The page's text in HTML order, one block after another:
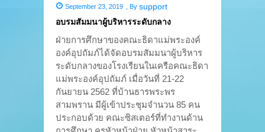
September 23, 2019 , By support
อบรมสัมมนาผู้บริหารระดับกลาง
ฝ่ายการศึกษาของคณะธิดาแม่พระองค์
องค์อุปถัมภ์ได้จัดอบรมสัมมนาผู้บริหาร
ระดับกลางของโรงเรียนในเครือคณะธิดา
แม่พระองค์อุปถัมภ์ เมื่อวันที่ 21-22
กันยายน 2562 ที่บ้านธารพระพร
สามพราน มีผู้เข้าประชุมจำนวน 85 คน
ประกอบด้วย คณะซิสเตอร์ที่ทำงานด้าน